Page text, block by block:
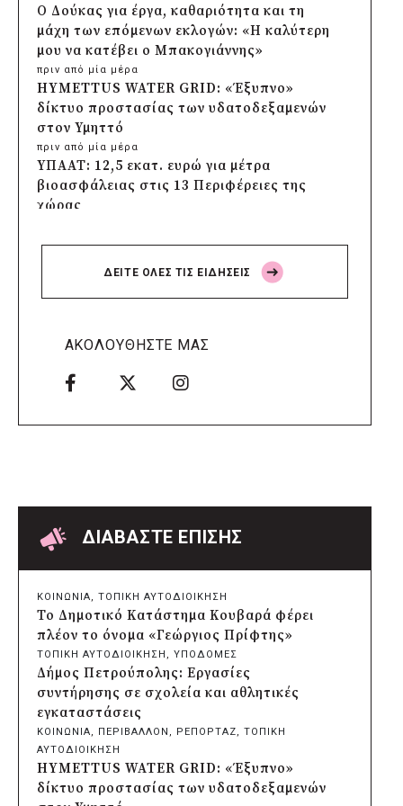
Ο Δούκας για έργα, καθαριότητα και τη
μάχη των επόμενων εκλογών: «Η καλύτερη
μου να κατέβει ο Μπακογιάννης»
πριν από μία μέρα
HYMETTUS WATER GRID: «Έξυπνο»
δίκτυο προστασίας των υδατοδεξαμενών
στον Υμηττό
πριν από μία μέρα
ΥΠΑΑΤ: 12,5 εκατ. ευρώ για μέτρα
βιοασφάλειας στις 13 Περιφέρειες της
χώρας
Πρέσπεια 2026: Έξι ημέρες πολιτισμού,
μουσικής και γαστρονομίας στη Φλώρινα
Δήμος Πέλλας: Σε προσωρινή αναστολή
πριν από μία μέρα
Δήμος Ελληνικού – Αργυρούπολης για το
Seoul Smart City Prize 2026
δίκτυο ηλεκτροφωτισμού
πριν από μία μέρα
Δήμος Πατρέων: Αντικατάσταση
φωτιστικών μετά τη λεηλασία στο έλος
της Αγυιάς
πριν από μία μέρα
Δήμος Σαρωνικού: Βανδάλισαν το
εκκλησάκι της Μεταμόρφωσης του
Σωτήρος
πριν από μία μέρα
Περιφέρεια Αττικής: Έξι συμπεράσματα
για την ψηφιακή μετάβαση των
επιχειρήσεων
πριν από μία μέρα
Δήμος Σαρωνικού και ΑΡΧΕΛΩΝ
ΔΕΙΤΕ ΟΛΕΣ ΤΙΣ ΕΙΔΗΣΕΙΣ
ΑΚΟΛΟΥΘΗΣΤΕ ΜΑΣ
ΔΙΑΒΑΣΤΕ ΕΠΙΣΗΣ
ΚΟΙΝΩΝΙΑ ΤΟΠΙΚΗ ΑΥΤΟΔΙΟΙΚΗΣΗ
Το Δημοτικό Κατάστημα Κουβαρά φέρει
πλέον το όνομα «Γεώργιος Πρίφτης»
ΤΟΠΙΚΗ ΑΥΤΟΔΙΟΙΚΗΣΗ ΥΠΟΔΟΜΕΣ
Δήμος Πετρούπολης: Εργασίες
συντήρησης σε σχολεία και αθλητικές
εγκαταστάσεις
ΚΟΙΝΩΝΙΑ ΠΕΡΙΒΑΛΛΟΝ ΡΕΠΟΡΤΑΖ
ΤΟΠΙΚΗ
ΑΥΤΟΔΙΟΙΚΗΣΗ
HYMETTUS WATER GRID: «Έξυπνο»
δίκτυο προστασίας των υδατοδεξαμενών